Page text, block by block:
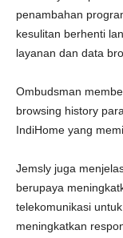
penambahan
kesulitan berhenti
layanan dan data
Ombudsman
browsing history
IndiHome yang
Jemsly juga
berupaya
telekomunikasi
meningkatkan